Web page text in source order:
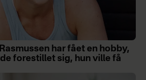
har fået en hobby,
forestillet sig, hun ville få